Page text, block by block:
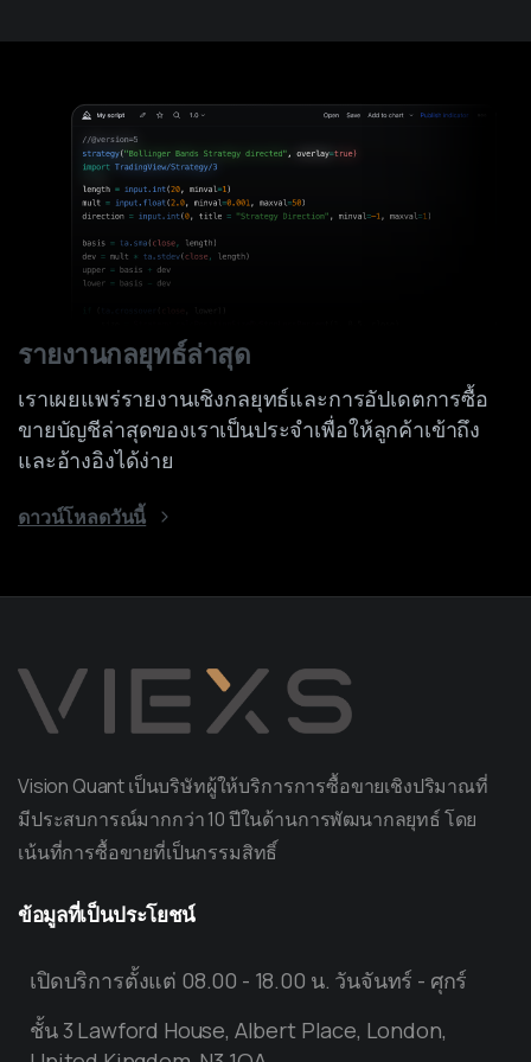
to
รายงานกลยุทธ์ล่าสุด
เราเผยแพร่รายงานเชิงกลยุทธ์และการอัปเดตการซื้อ
ขายบัญชีล่าสุดของเราเป็นประจำเพื่อให้ลูกค้าเข้าถึง
และอ้างอิงได้ง่าย
ดาวน์โหลดวันนี้
Vision Quant เป็นบริษัทผู้ให้บริการการซื้อขายเชิงปริมาณที่
มีประสบการณ์มากกว่า 10 ปีในด้านการพัฒนากลยุทธ์ โดย
เน้นที่การซื้อขายที่เป็นกรรมสิทธิ์
ข้อมูลที่เป็นประโยชน์
เปิดบริการตั้งแต่ 08.00 - 18.00 น. วันจันทร์ - ศุกร์
ชั้น 3 Lawford House, Albert Place, London,